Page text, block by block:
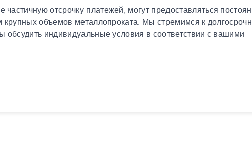
отсрочку платежей, могут предоставляться
крупных объемов металлопроката. Мы стремимся к
обсудить индивидуальные условия в соответствии с вашими